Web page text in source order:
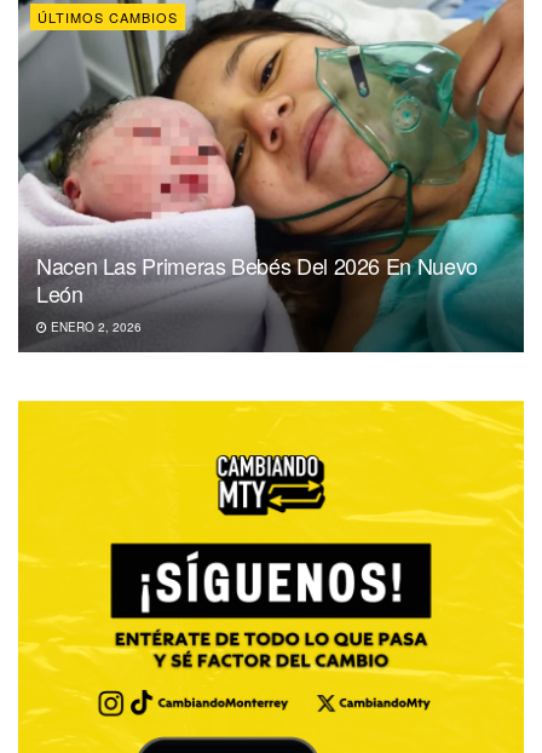
ÚLTIMOS CAMBIOS
Nacen Las Primeras Bebés Del 2026 En Nuevo
León
ENERO 2, 2026